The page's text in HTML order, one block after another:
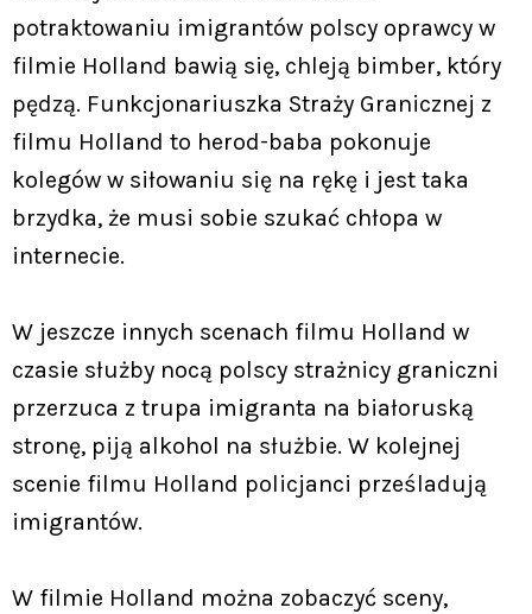
potraktowaniu imigrantów polscy oprawcy w
filmie Holland bawią się, chleją bimber, który
pędzą. Funkcjonariuszka Straży Granicznej z
filmu Holland to herod-baba pokonuje
kolegów w siłowaniu się na rękę i jest taka
brzydka, że musi sobie szukać chłopa w
internecie.
W jeszcze innych scenach filmu Holland w
czasie służby nocą polscy strażnicy graniczni
przerzuca z trupa imigranta na białoruską
stronę, piją alkohol na służbie. W kolejnej
scenie filmu Holland policjanci prześladują
imigrantów.
W filmie Holland można zobaczyć sceny,